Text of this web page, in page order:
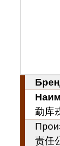
勐库
责任